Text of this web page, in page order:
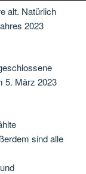
alt. Natürlich
2023
5. März 2023
sind alle